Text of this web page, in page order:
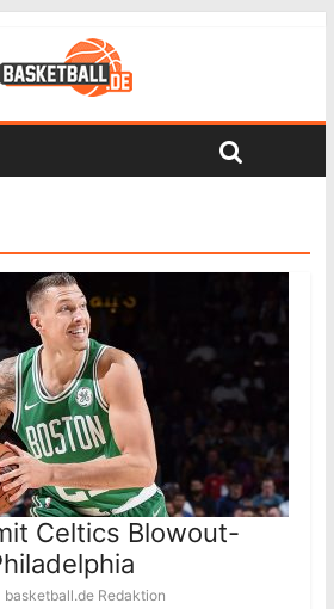
Celtics Blowout-
basketball.de Redaktion